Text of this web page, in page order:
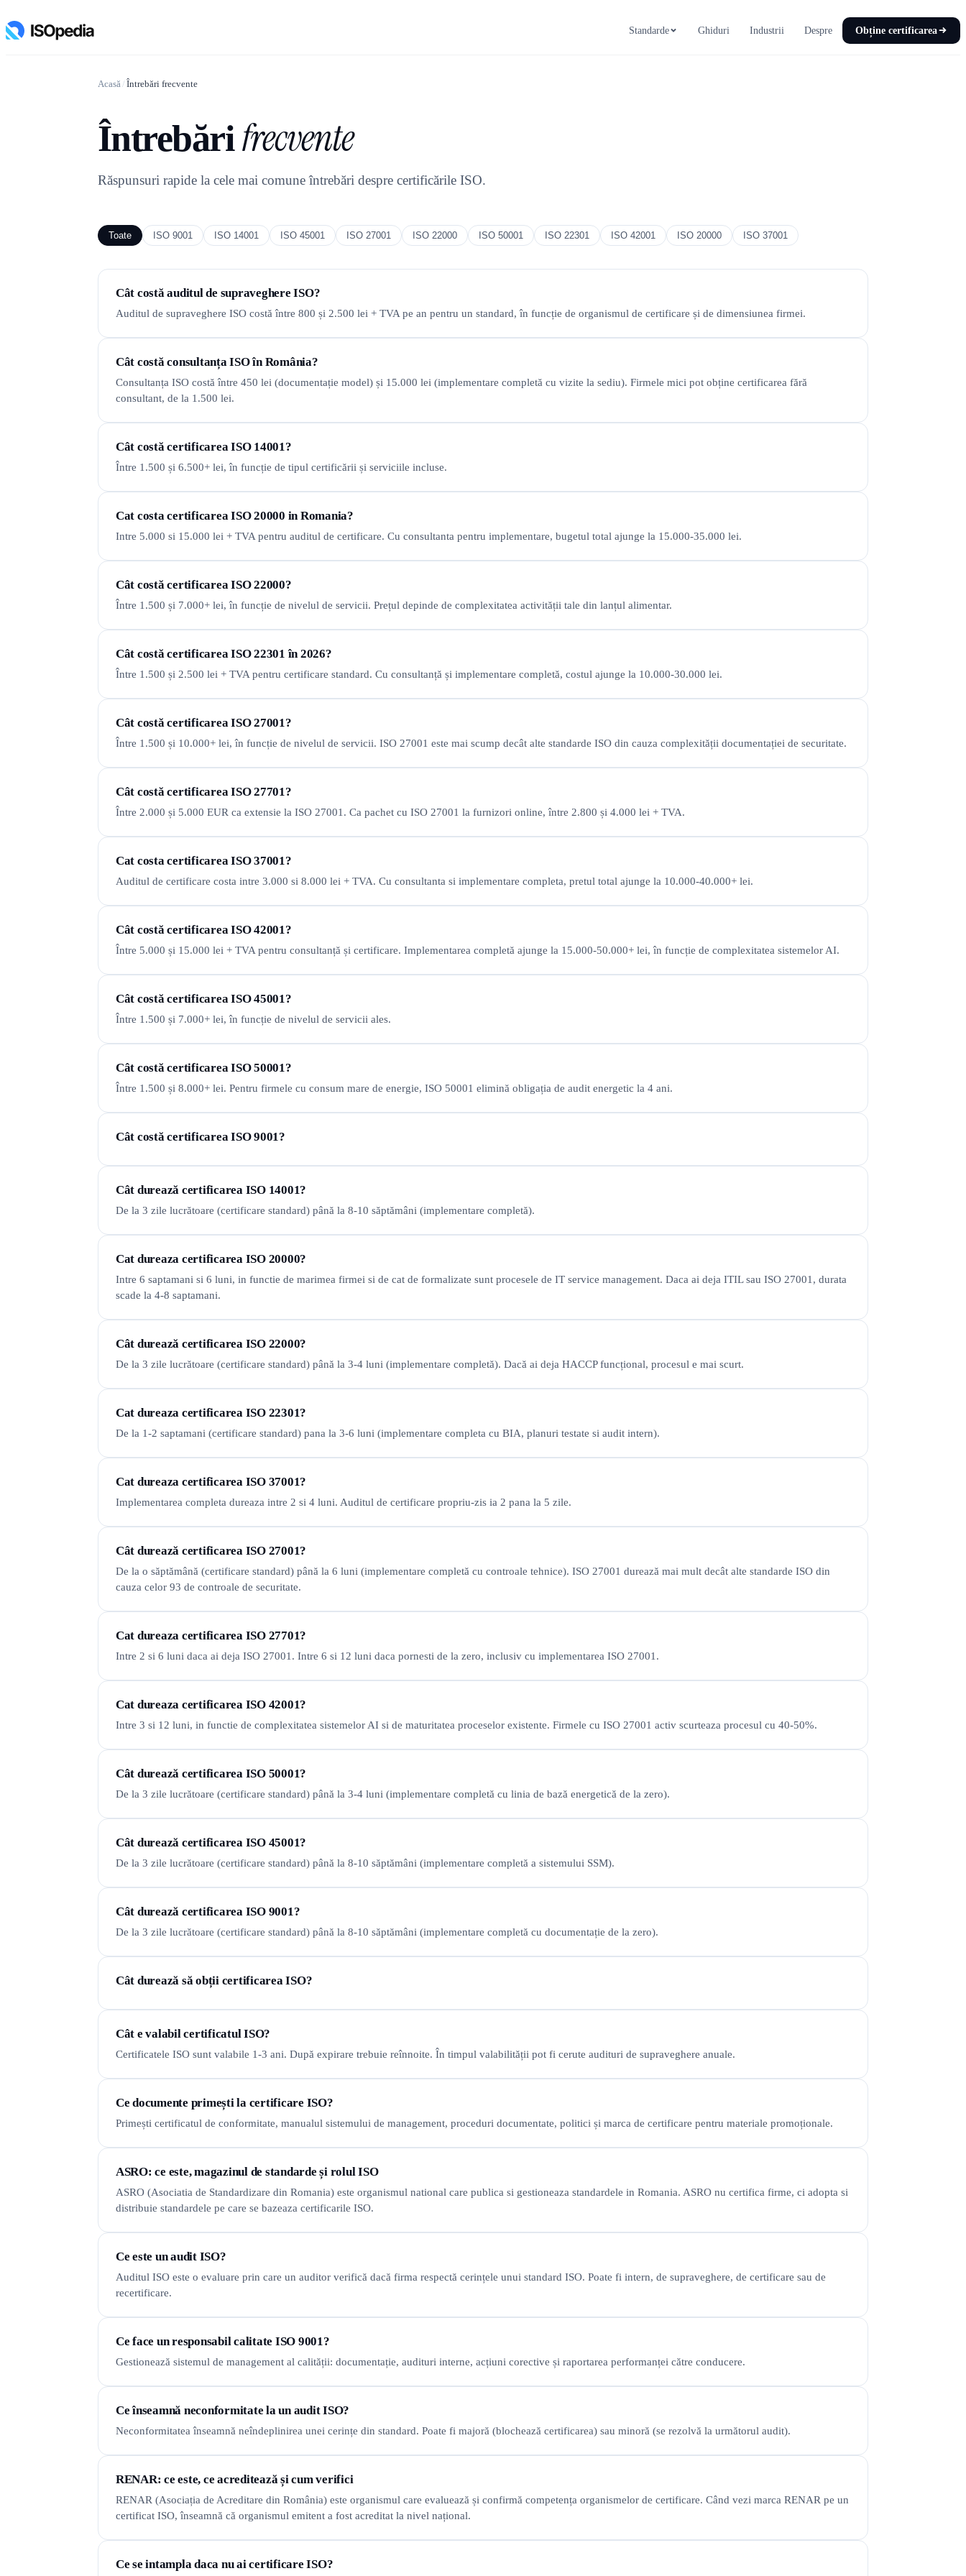
Standarde Ghiduri Industrii Despre Obține certificarea
Acasă/ Întrebări frecvente
Întrebărifrecvente
Răspunsuri rapide la cele mai comune întrebări despre certificările ISO.
Toate ISO 9001 ISO 14001 ISO 45001 ISO 27001 ISO 22000 ISO 50001 ISO 22301 ISO 42001 ISO 20000 ISO 37001
Cât costă auditul de supraveghere ISO?
Auditul de supraveghere ISO costă între 800 și 2.500 lei + TVA pe an pentru un standard, în funcție de organismul de certificare și de dimensiunea firmei.
Cât costă consultanța ISO în România?
Consultanța ISO costă între 450 lei (documentație model) și 15.000 lei (implementare completă cu vizite la sediu). Firmele mici pot obține certificarea fără
consultant, de la 1.500 lei.
Cât costă certificarea ISO 14001?
Între 1.500 și 6.500+ lei, în funcție de tipul certificării și serviciile incluse.
Cat costa certificarea ISO 20000 in Romania?
Intre 5.000 si 15.000 lei + TVA pentru auditul de certificare. Cu consultanta pentru implementare, bugetul total ajunge la 15.000-35.000 lei.
Cât costă certificarea ISO 22000?
Între 1.500 și 7.000+ lei, în funcție de nivelul de servicii. Prețul depinde de complexitatea activității tale din lanțul alimentar.
Cât costă certificarea ISO 22301 în 2026?
Între 1.500 și 2.500 lei + TVA pentru certificare standard. Cu consultanță și implementare completă, costul ajunge la 10.000-30.000 lei.
Cât costă certificarea ISO 27001?
Între 1.500 și 10.000+ lei, în funcție de nivelul de servicii. ISO 27001 este mai scump decât alte standarde ISO din cauza complexității documentației de securitate.
Cât costă certificarea ISO 27701?
Între 2.000 și 5.000 EUR ca extensie la ISO 27001. Ca pachet cu ISO 27001 la furnizori online, între 2.800 și 4.000 lei + TVA.
Cat costa certificarea ISO 37001?
Auditul de certificare costa intre 3.000 si 8.000 lei + TVA. Cu consultanta si implementare completa, pretul total ajunge la 10.000-40.000+ lei.
Cât costă certificarea ISO 42001?
Între 5.000 și 15.000 lei + TVA pentru consultanță și certificare. Implementarea completă ajunge la 15.000-50.000+ lei, în funcție de complexitatea sistemelor AI.
Cât costă certificarea ISO 45001?
Între 1.500 și 7.000+ lei, în funcție de nivelul de servicii ales.
Cât costă certificarea ISO 50001?
Între 1.500 și 8.000+ lei. Pentru firmele cu consum mare de energie, ISO 50001 elimină obligația de audit energetic la 4 ani.
Cât costă certificarea ISO 9001?
Cât durează certificarea ISO 14001?
De la 3 zile lucrătoare (certificare standard) până la 8-10 săptămâni (implementare completă).
Cat dureaza certificarea ISO 20000?
Intre 6 saptamani si 6 luni, in functie de marimea firmei si de cat de formalizate sunt procesele de IT service management. Daca ai deja ITIL sau ISO 27001, durata
scade la 4-8 saptamani.
Cât durează certificarea ISO 22000?
De la 3 zile lucrătoare (certificare standard) până la 3-4 luni (implementare completă). Dacă ai deja HACCP funcțional, procesul e mai scurt.
Cat dureaza certificarea ISO 22301?
De la 1-2 saptamani (certificare standard) pana la 3-6 luni (implementare completa cu BIA, planuri testate si audit intern).
Cat dureaza certificarea ISO 37001?
Implementarea completa dureaza intre 2 si 4 luni. Auditul de certificare propriu-zis ia 2 pana la 5 zile.
Cât durează certificarea ISO 27001?
De la o săptămână (certificare standard) până la 6 luni (implementare completă cu controale tehnice). ISO 27001 durează mai mult decât alte standarde ISO din
cauza celor 93 de controale de securitate.
Cat dureaza certificarea ISO 27701?
Intre 2 si 6 luni daca ai deja ISO 27001. Intre 6 si 12 luni daca pornesti de la zero, inclusiv cu implementarea ISO 27001.
Cat dureaza certificarea ISO 42001?
Intre 3 si 12 luni, in functie de complexitatea sistemelor AI si de maturitatea proceselor existente. Firmele cu ISO 27001 activ scurteaza procesul cu 40-50%.
Cât durează certificarea ISO 50001?
De la 3 zile lucrătoare (certificare standard) până la 3-4 luni (implementare completă cu linia de bază energetică de la zero).
Cât durează certificarea ISO 45001?
De la 3 zile lucrătoare (certificare standard) până la 8-10 săptămâni (implementare completă a sistemului SSM).
Cât durează certificarea ISO 9001?
De la 3 zile lucrătoare (certificare standard) până la 8-10 săptămâni (implementare completă cu documentație de la zero).
Cât durează să obții certificarea ISO?
Cât e valabil certificatul ISO?
Certificatele ISO sunt valabile 1-3 ani. După expirare trebuie reînnoite. În timpul valabilității pot fi cerute audituri de supraveghere anuale.
Ce documente primești la certificare ISO?
Primești certificatul de conformitate, manualul sistemului de management, proceduri documentate, politici și marca de certificare pentru materiale promoționale.
ASRO: ce este, magazinul de standarde și rolul ISO
ASRO (Asociatia de Standardizare din Romania) este organismul national care publica si gestioneaza standardele in Romania. ASRO nu certifica firme, ci adopta si
distribuie standardele pe care se bazeaza certificarile ISO.
Ce este un audit ISO?
Auditul ISO este o evaluare prin care un auditor verifică dacă firma respectă cerințele unui standard ISO. Poate fi intern, de supraveghere, de certificare sau de
recertificare.
Ce face un responsabil calitate ISO 9001?
Gestionează sistemul de management al calității: documentație, audituri interne, acțiuni corective și raportarea performanței către conducere.
Ce înseamnă neconformitate la un audit ISO?
Neconformitatea înseamnă neîndeplinirea unei cerințe din standard. Poate fi majoră (blochează certificarea) sau minoră (se rezolvă la următorul audit).
RENAR: ce este, ce acreditează și cum verifici
RENAR (Asociația de Acreditare din România) este organismul care evaluează și confirmă competența organismelor de certificare. Când vezi marca RENAR pe un
certificat ISO, înseamnă că organismul emitent a fost acreditat la nivel național.
Ce se intampla daca nu ai certificare ISO?